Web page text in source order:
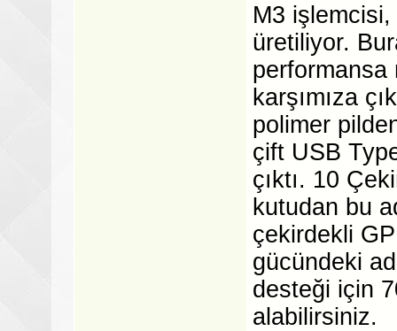
M3
üretiliyor.
performansa
karşımıza
polimer
çift USB
çıktı. 10
kutudan bu
çekirdekli
gücündeki
desteği için
alabilirsiniz.